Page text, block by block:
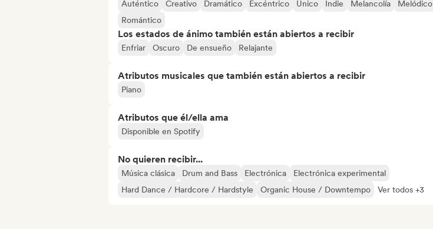
Auténtico Creativo Dramático Excéntrico Único Indie Melancolía
Melódico
Romántico
Los estados de ánimo también están abiertos a recibir
Enfriar Oscuro De ensueño Relajante
Atributos musicales que también están abiertos a recibir
Piano
Atributos que él/ella ama
Disponible en Spotify
No quieren recibir...
Música clásica Drum and Bass Electrónica
Electrónica experimental
Hard Dance / Hardcore / Hardstyle
Organic House / Downtempo Ver todos +3